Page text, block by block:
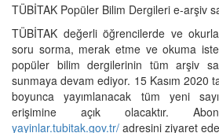
TÜBİTAK Popüler Bilim Dergileri e-arşiv
TÜBİTAK değerli öğrencilerde ve
soru sorma, merak etme ve okuma
popüler bilim dergilerinin tüm arşiv
sunmaya devam ediyor. 15 Kasım 2020
boyunca yayımlanacak tüm yeni
erişimine açık olacaktır.
yayinlar.tubitak.gov.tr/ adresini ziyaret